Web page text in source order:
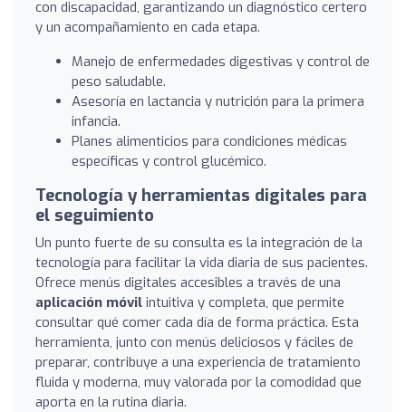
con discapacidad, garantizando un diagnóstico certero
y un acompañamiento en cada etapa.
Manejo de enfermedades digestivas y control de
peso saludable.
Asesoría en lactancia y nutrición para la primera
infancia.
Planes alimenticios para condiciones médicas
específicas y control glucémico.
Tecnología y herramientas digitales para
el seguimiento
Un punto fuerte de su consulta es la integración de la
tecnología para facilitar la vida diaria de sus pacientes.
Ofrece menús digitales accesibles a través de una
aplicación móvil intuitiva y completa, que permite
consultar qué comer cada día de forma práctica. Esta
herramienta, junto con menús deliciosos y fáciles de
preparar, contribuye a una experiencia de tratamiento
fluida y moderna, muy valorada por la comodidad que
aporta en la rutina diaria.